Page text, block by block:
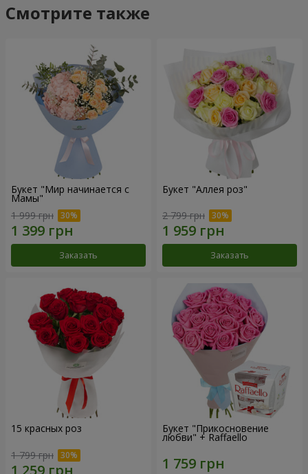
Смотрите также
Букет "Мир начинается с
Мамы"
1 999 грн
Заказать
Букет "Аллея роз"
2 799 грн
Заказать
15 красных роз
1 799 грн
Букет "Прикосновение
любви" + Raffaello